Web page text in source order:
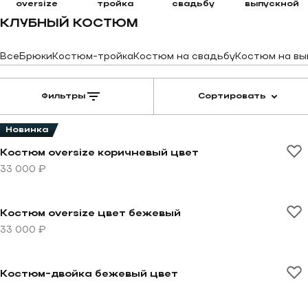
oversize
тройка
свадьбу
выпускной
КЛУБНЫЙ КОСТЮМ
ВсеБрюкиКостюм-тройкаКостюм на свадьбуКостюм на
Фильтры Сортировать
Перейти к товару Костюм oversize коричневый цвет
Новинка
Костюм oversize коричневый цвет
33 000 ₽
Костюм oversize цвет бежевый
33 000 ₽
Костюм-двойка бежевый цвет